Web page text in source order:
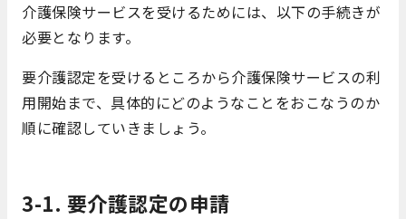
介護保険サービスを受けるためには、以下の手続きが
必要となります。
要介護認定を受けるところから介護保険サービスの利
用開始まで、具体的にどのようなことをおこなうのか
順に確認していきましょう。
3-1. 要介護認定の申請